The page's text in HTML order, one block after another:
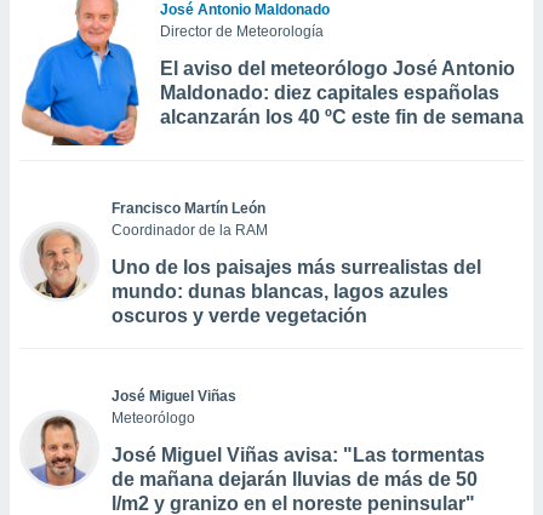
José Antonio Maldonado
Director de Meteorología
El aviso del meteorólogo José Antonio
Maldonado: diez capitales españolas
alcanzarán los 40 ºC este fin de semana
Francisco Martín León
Coordinador de la RAM
Uno de los paisajes más surrealistas del
mundo: dunas blancas, lagos azules
oscuros y verde vegetación
José Miguel Viñas
Meteorólogo
José Miguel Viñas avisa: "Las tormentas
de mañana dejarán lluvias de más de 50
l/m2 y granizo en el noreste peninsular"